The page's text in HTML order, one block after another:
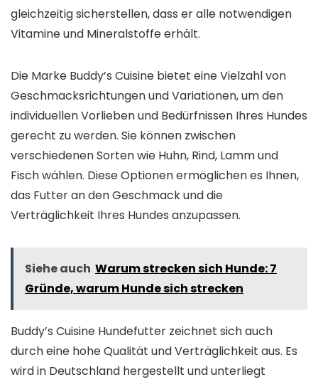
gleichzeitig sicherstellen, dass er alle notwendigen
Vitamine und Mineralstoffe erhält.
Die Marke Buddy’s Cuisine bietet eine Vielzahl von
Geschmacksrichtungen und Variationen, um den
individuellen Vorlieben und Bedürfnissen Ihres Hundes
gerecht zu werden. Sie können zwischen
verschiedenen Sorten wie Huhn, Rind, Lamm und
Fisch wählen. Diese Optionen ermöglichen es Ihnen,
das Futter an den Geschmack und die
Verträglichkeit Ihres Hundes anzupassen.
Siehe auch Warum strecken sich Hunde: 7
Gründe, warum Hunde sich strecken
Buddy’s Cuisine Hundefutter zeichnet sich auch
durch eine hohe Qualität und Verträglichkeit aus. Es
wird in Deutschland hergestellt und unterliegt